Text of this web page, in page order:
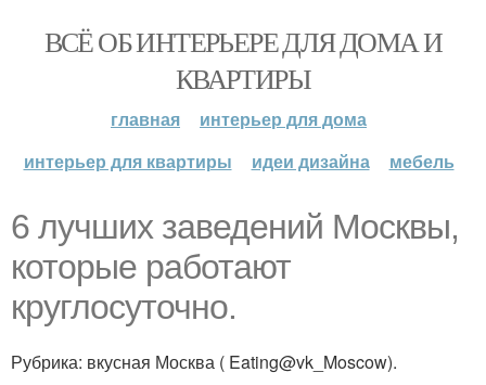
ВСЁ ОБ ИНТЕРЬЕРЕ ДЛЯ ДОМА И
КВАРТИРЫ
главная
интерьер для дома
интерьер для квартиры
идеи дизайна мебель
6 лучших заведений Москвы,
которые работают
круглосуточно.
Рубрика: вкусная Москва ( Eating@vk_Moscow).